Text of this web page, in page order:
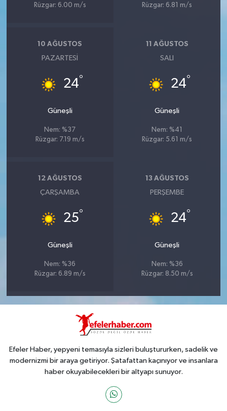
Rüzgar: 6.00 m/s
Rüzgar: 6.81 m/s
10 AĞUSTOS
PAZARTESI
24°
Güneşli
Nem: %37
Rüzgar: 7.19 m/s
11 AĞUSTOS
SALI
24°
Güneşli
Nem: %41
Rüzgar: 5.61 m/s
12 AĞUSTOS
ÇARŞAMBA
25°
Güneşli
Nem: %36
Rüzgar: 6.89 m/s
13 AĞUSTOS
PERŞEMBE
24°
Güneşli
Nem: %36
Rüzgar: 8.50 m/s
Efeler Haber, yepyeni temasıyla sizleri buluştururken, sadelik ve
modernizmi bir araya getiriyor. Şatafattan kaçınıyor ve insanlara
haber okuyabilecekleri bir altyapı sunuyor.